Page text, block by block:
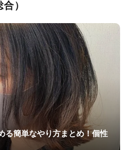
）
る簡単なやり方まとめ！個性